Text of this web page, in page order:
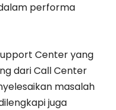
performa
Center yang
dari Call Center
masalah
juga